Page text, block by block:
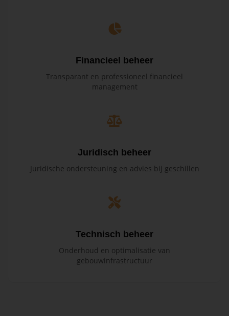
Financieel beheer
Transparant en professioneel financieel
management
Juridisch beheer
Juridische ondersteuning en advies bij geschillen
Technisch beheer
Onderhoud en optimalisatie van
gebouwinfrastructuur